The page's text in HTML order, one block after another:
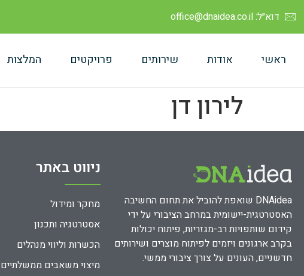
דוא״ל: office@dnaidea.co.il
ראשי אודות שירותים פרויקטים המלצות
לירון דן
DNAidea שואפת להוביל את תחום החשיבה
האסטרטגית-יישומית במרחב הציבורי על ידי
קידום שותפויות רב-מגזריות, פיתוח יכולות
בקרב ארגונים ויזמים לפיתוח מוצרים ושירותים
חדשניים, העונים על צורך ציבורי ממשי.
ניווט באתר
מחקר ומידול
אסטרטגיה ותכנון
הכשרות וליווי מנהלים
מיצוי משאבים ממשלתיים